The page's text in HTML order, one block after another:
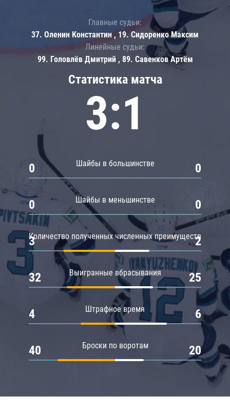
Статистика матча
3:1
Шайбы в большинстве
0 0
Шайбы в меньшинстве
0 0
Количество полученных численных преимуществ
3 2
Выигранные вбрасывания
32 25
Штрафное время
4 6
Броски по воротам
40 20
Главные судьи:
37. Оленин Константин , 19. Сидоренко Максим
Линейные судьи:
99. Головлёв Дмитрий , 89. Савенков Артём